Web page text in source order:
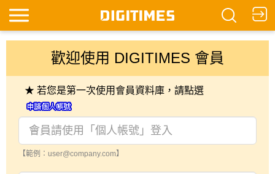
歡迎使用 DIGITIMES 會員
★ 若您是第一次使用會員資料庫，請點選
【範例：user@company.com】